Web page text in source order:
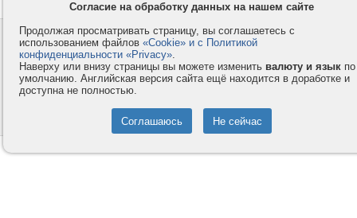
Контакты
Компания
Privacy и Cookie
Услуги
Как оплатить
Помощь
© 2008-2026
- Все права защищены.
Согласие на обработку данных на нашем сайте
Продолжая просматривать страницу, вы соглашаетесь с
использованием файлов «Cookie» и с Политикой
конфиденциальности «Privacy».
Наверху или внизу страницы вы можете изменить валюту и язык по
умолчанию. Английская версия сайта ещё находится в доработке и
доступна не полностью.